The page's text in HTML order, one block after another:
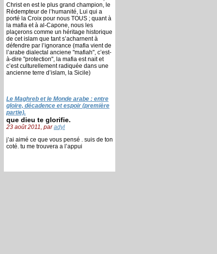
Christ en est le plus grand champion, le
Rédempteur de l’humanité, Lui qui a
porté la Croix pour nous TOUS ; quant à
la mafia et à al-Capone, nous les
plaçerons comme un héritage historique
de cet islam que tant s’acharnent à
défendre par l’ignorance (mafia vient de
l’arabe dialectal anciene "mafiah", c’est-
à-dire "protection", la mafia est nait et
c’est culturellement radiquée dans une
ancienne terre d’islam, la Sicile)
Le Maghreb et le Monde arabe : entre
gloire, décadence et espoir (première
partie).
que dieu te glorifie.
23 août 2011, paradyl
j’ai aimé ce que vous pensé . suis de ton
coté. tu me trouvera a l’appui